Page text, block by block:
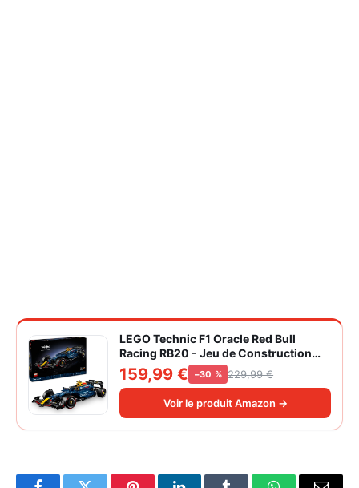
LEGO Technic F1 Oracle Red Bull
Racing RB20 - Jeu de Construction
Collector pour Adulte - Inclut Un
Moteur V6 et Une boîte de Vitesses -
Idée Cadeau pour passionnés de
Formule 1 42206
159,99 € −30 % 229,99 €
Voir le produit Amazon →